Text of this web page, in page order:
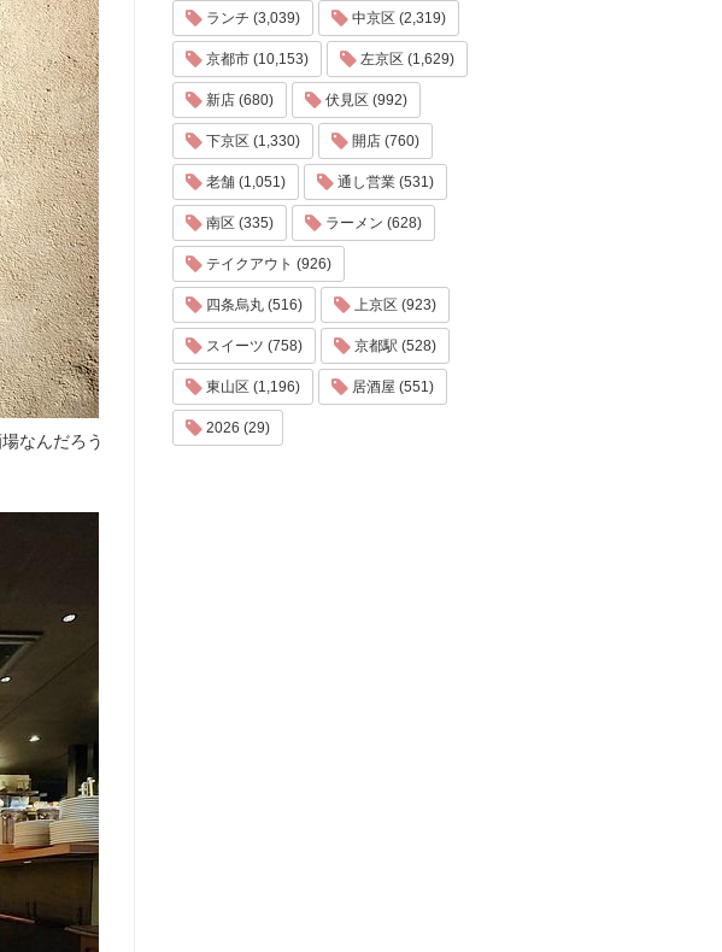
なんだろう
ランチ (3,039) 中京区 (2,319)
京都市 (10,153) 左京区 (1,629)
新店 (680) 伏見区 (992)
下京区 (1,330) 開店 (760)
老舗 (1,051) 通し営業 (531)
南区 (335) ラーメン (628)
テイクアウト (926)
四条烏丸 (516) 上京区 (923)
スイーツ (758) 京都駅 (528)
東山区 (1,196) 居酒屋 (551)
2026 (29)